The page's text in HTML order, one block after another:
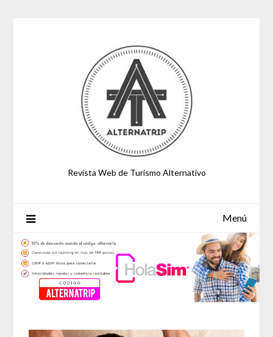
Revista Web de Turismo Alternativo
Menú